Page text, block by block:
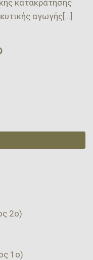
κατακράτησης
αγωγής[…]
2ο)
1ο)